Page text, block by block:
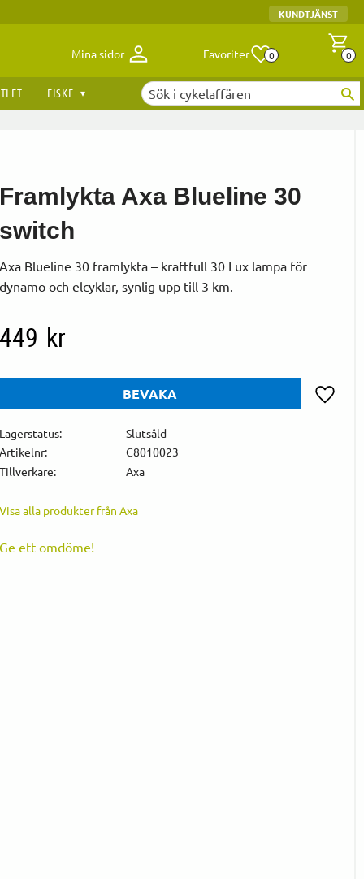
KUNDTJÄNST
Mina sidor Favoriter Antal
0 0
FISKE
Framlykta Axa Blueline 30
switch
Axa Blueline 30 framlykta – kraftfull 30 Lux lampa för
dynamo och elcyklar, synlig upp till 3 km.
449 kr
BEVAKA
Lagerstatus
Slutsåld
Artikelnr
C8010023
Tillverkare
Axa
Visa alla produkter från Axa
Ge ett omdöme!